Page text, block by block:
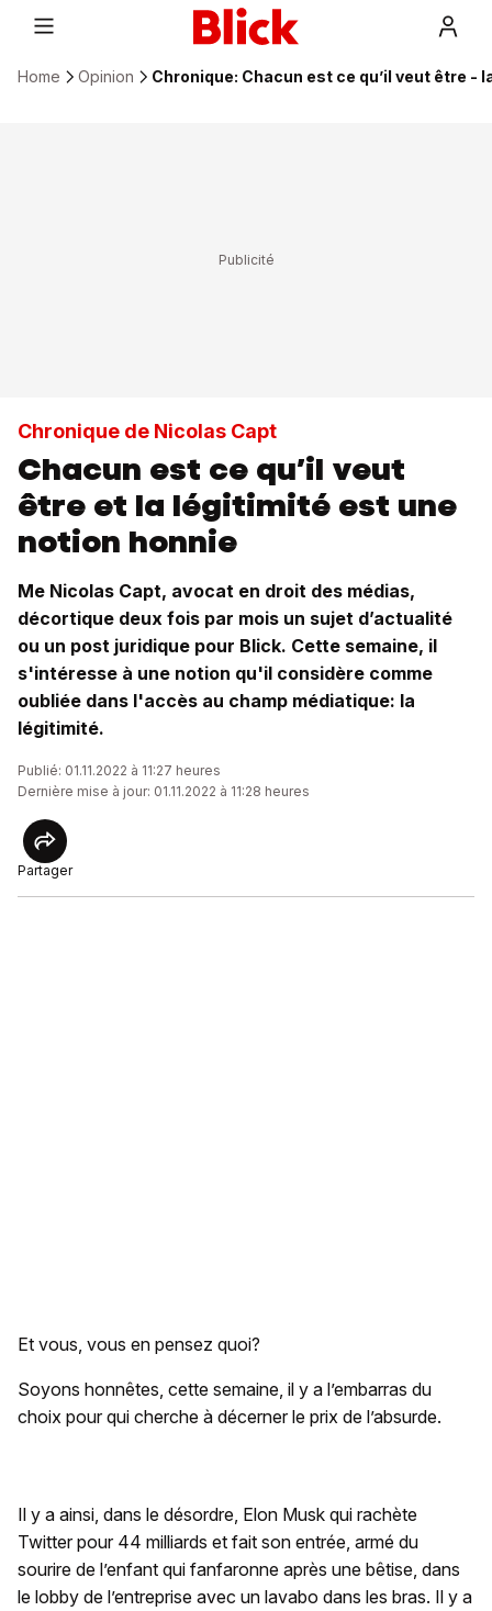
Home Opinion Chronique: Chacun est ce qu’il veut être -
Chronique de Nicolas Capt
Chacun est ce qu’il veut
être et la légitimité est une
notion honnie
Me Nicolas Capt, avocat en droit des médias,
décortique deux fois par mois un sujet d’actualité
ou un post juridique pour Blick. Cette semaine, il
s'intéresse à une notion qu'il considère comme
oubliée dans l'accès au champ médiatique: la
légitimité.
Publié: 01.11.2022 à 11:27 heures
Dernière mise à jour: 01.11.2022 à 11:28 heures
Partager
Et vous, vous en pensez quoi?
Soyons honnêtes, cette semaine, il y a l’embarras du
choix pour qui cherche à décerner le prix de l’absurde.
Il y a ainsi, dans le désordre, Elon Musk qui rachète
Twitter pour 44 milliards et fait son entrée, armé du
sourire de l’enfant qui fanfaronne après une bêtise, dans
le lobby de l’entreprise avec un lavabo dans les bras. Il y a